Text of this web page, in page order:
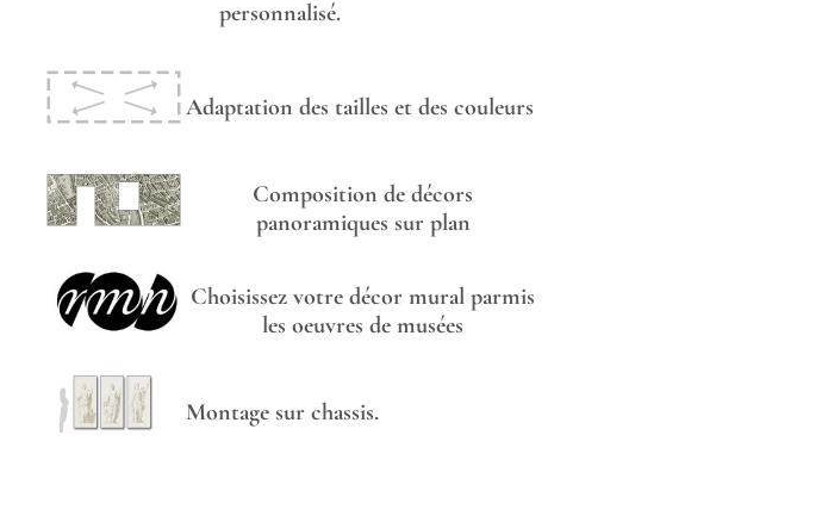
personnalisé.
Adaptation des tailles et des couleurs
Composition de décors
panoramiques sur plan
Choisissez votre décor mural parmis
les oeuvres de musées
Montage sur chassis.